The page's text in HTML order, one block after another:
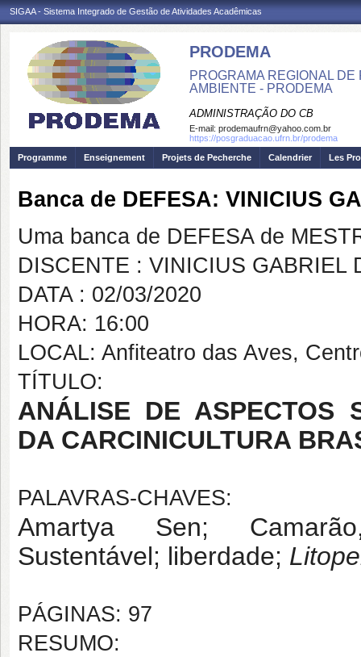
SIGAA - Sistema Integrado de Gestão de Atividades Acadêmicas
PRODEMA
PROGRAMA REGIONAL
AMBIENTE - PRODEMA
ADMINISTRAÇÃO DO CB
E-mail: prodemaufrn@yahoo.com.br
https://posgraduacao.ufrn.br/prodema
Programme
Enseignement Projets de Pecherche Calendrier Les
Banca de DEFESA: VINICIUS
Uma banca de DEFESA de
DISCENTE : VINICIUS GABRIEL
DATA : 02/03/2020
HORA: 16:00
LOCAL: Anfiteatro das Aves,
TÍTULO:
ANÁLISE DE ASPECTOS
DA CARCINICULTURA
PALAVRAS-CHAVES:
Amartya Sen;
Sustentável; liberdade;
PÁGINAS: 97
RESUMO: